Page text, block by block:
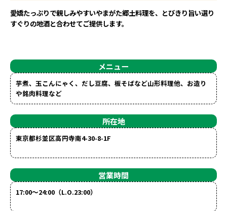
愛嬌たっぷりで親しみやすいやまがた郷土料理を、とびきり旨い選り
すぐりの地酒と合わせてご提供します。
メニュー
芋煮、玉こんにゃく、だし豆腐、板そばなど山形料理他、お造り
や銘肉料理など
所在地
東京都杉並区高円寺南4-30-8-1F
営業時間
17:00～24:00（L.O.23:00）